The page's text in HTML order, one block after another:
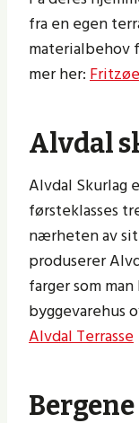
fra en egen
materialbehov
mer her:
Alvdal
Alvdal Skurlag
førsteklasses
nærheten av
produserer
farger som
byggevarehus
Alvdal Terrasse